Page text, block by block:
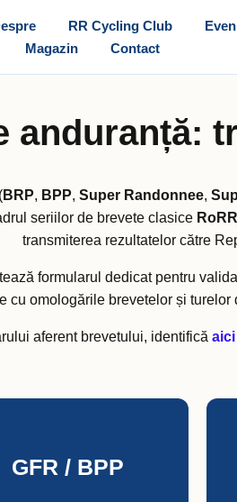
RR Cycling Club
Magazin Contact
anduranță:
BRP, BPP, Super Randonnee,
seriilor de brevete clasice
transmiterea rezultatelor către
formularul dedicat pentru
cu omologările brevetelor și
aferent brevetului, identifică aici
GFR / BPP